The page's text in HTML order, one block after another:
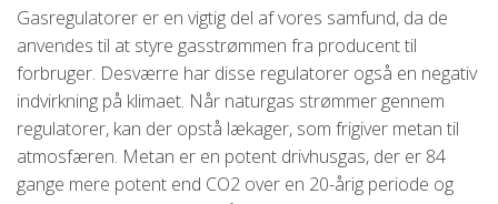
Gasregulatorer er en vigtig del af vores samfund, da de
anvendes til at styre gasstrømmen fra producent til
forbruger. Desværre har disse regulatorer også en negativ
indvirkning på klimaet. Når naturgas strømmer gennem
regulatorer, kan der opstå lækager, som frigiver metan til
atmosfæren. Metan er en potent drivhusgas, der er 84
gange mere potent end CO2 over en 20-årig periode og